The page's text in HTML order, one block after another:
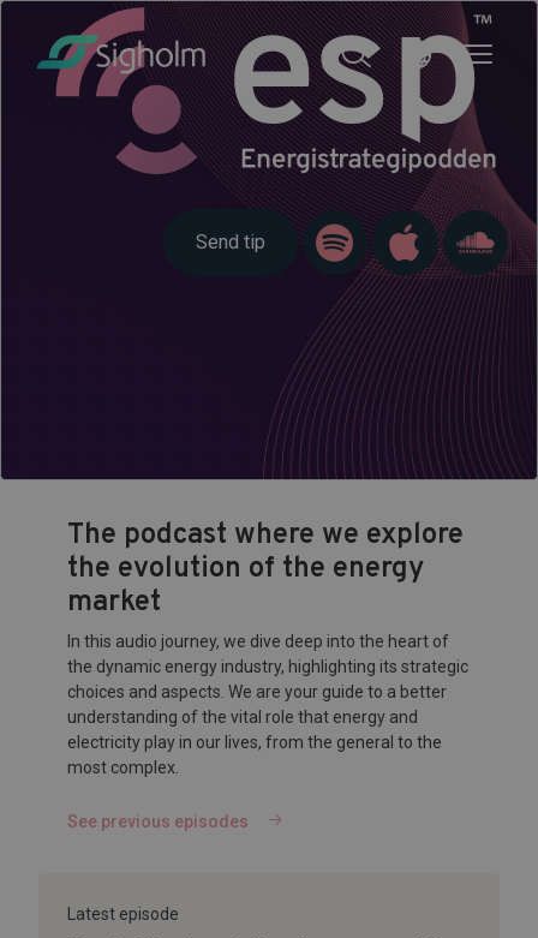
Send tip
The podcast where we explore
the evolution of the energy
market
In this audio journey, we dive deep into the heart of
the dynamic energy industry, highlighting its strategic
choices and aspects. We are your guide to a better
understanding of the vital role that energy and
electricity play in our lives, from the general to the
most complex.
See previous episodes
Latest episode